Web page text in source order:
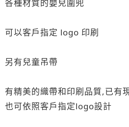
各種材質的嬰兒圍兜
可以客戶指定 logo 印刷
另有兒童吊帶
有精美的織帶和印刷品質,已有
也可依照客戶指定logo設計